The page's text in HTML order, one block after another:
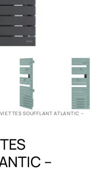
SOUFFLANT ATLANTIC –
–